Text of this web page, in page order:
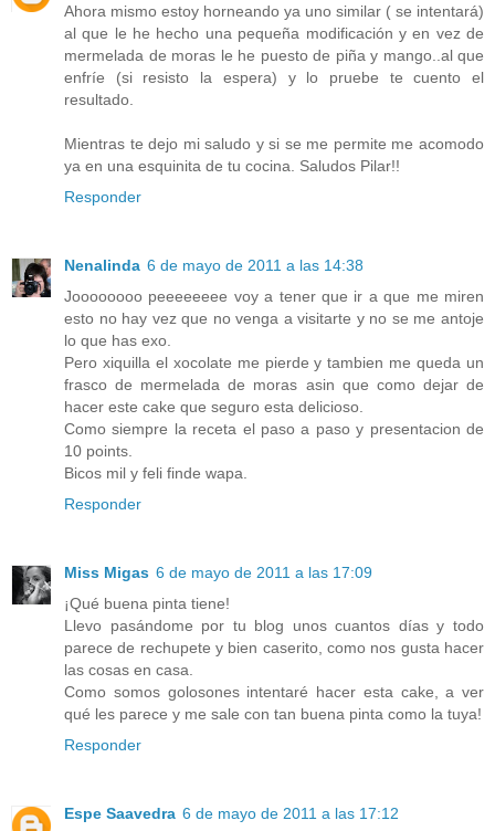
Ahora mismo estoy horneando ya uno similar ( se intentará)
al que le he hecho una pequeña modificación y en vez de
mermelada de moras le he puesto de piña y mango..al que
enfríe (si resisto la espera) y lo pruebe te cuento el
resultado.
Mientras te dejo mi saludo y si se me permite me acomodo
ya en una esquinita de tu cocina. Saludos Pilar!!
Responder
Nenalinda 6 de mayo de 2011 a las 14:38
Joooooooo peeeeeeee voy a tener que ir a que me miren
esto no hay vez que no venga a visitarte y no se me antoje
lo que has exo.
Pero xiquilla el xocolate me pierde y tambien me queda un
frasco de mermelada de moras asin que como dejar de
hacer este cake que seguro esta delicioso.
Como siempre la receta el paso a paso y presentacion de
10 points.
Bicos mil y feli finde wapa.
Responder
Miss Migas 6 de mayo de 2011 a las 17:09
¡Qué buena pinta tiene!
Llevo pasándome por tu blog unos cuantos días y todo
parece de rechupete y bien caserito, como nos gusta hacer
las cosas en casa.
Como somos golosones intentaré hacer esta cake, a ver
qué les parece y me sale con tan buena pinta como la tuya!
Responder
Espe Saavedra 6 de mayo de 2011 a las 17:12